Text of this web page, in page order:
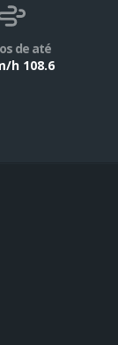
de até
h 108.6